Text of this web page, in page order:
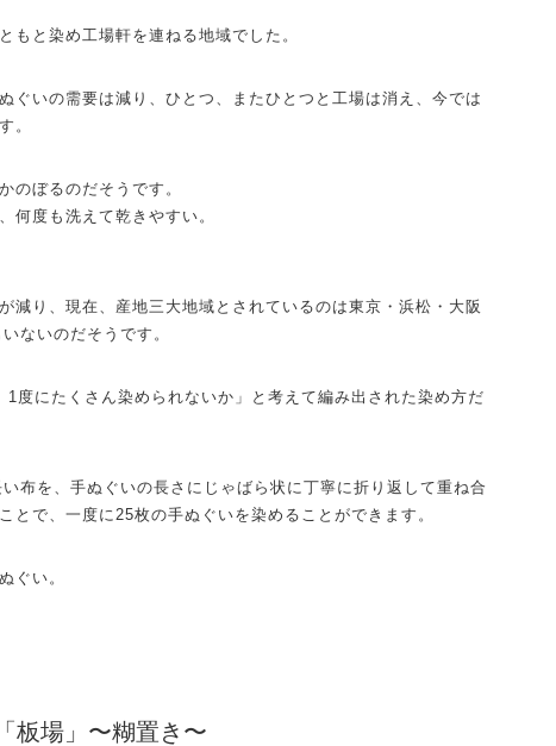
もと染め工場軒を連ねる地域でした。
ぐいの需要は減り、ひとつ、またひとつと工場は消え、今では
。
のぼるのだそうです。
何度も洗えて乾きやすい。
減り、現在、産地三大地域とされているのは東京・浜松・大阪
ないのだそうです。
度にたくさん染められないか」と考えて編み出された染め方だ
布を、手ぬぐいの長さにじゃばら状に丁寧に折り返して重ね合
で、一度に25枚の手ぬぐいを染めることができます。
ぐい。
板場」〜糊置き〜